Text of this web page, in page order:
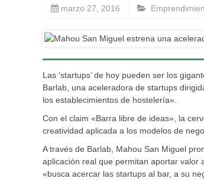
marzo 27, 2016
Las ‘startups’ de hoy pueden ser los
Barlab, una aceleradora de startups
los establecimientos de hostelería».
Con el claim «Barra libre de ideas», la
creatividad aplicada a los modelos de
A través de Barlab, Mahou San Miguel
aplicación real que permitan aportar valor
«busca acercar las startups al bar, a su